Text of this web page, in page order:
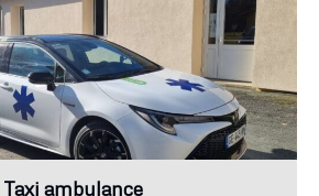
Taxi ambulance